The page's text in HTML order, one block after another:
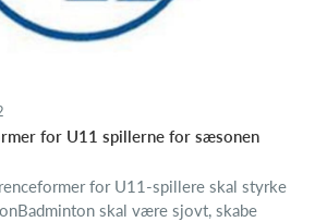
for U11 spillerne for sæsonen
for U11-spillere skal styrke
skal være sjovt, skabe